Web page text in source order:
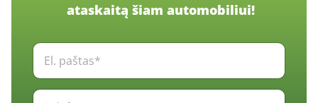
ataskaitą šiam automobiliui!
E
.
p
T